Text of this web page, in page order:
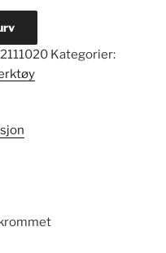
Kategorier: